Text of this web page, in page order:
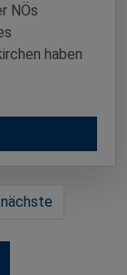
NÖs
haben
nächste